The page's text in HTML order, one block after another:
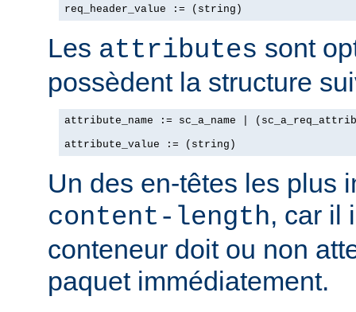
req_header_value := (string)
Les attributes sont
possèdent la structure
attribute_name := sc_a_name |
attribute_value := (string)
Un des en-têtes les plus
content-length, car il
conteneur doit ou non
paquet immédiatement.